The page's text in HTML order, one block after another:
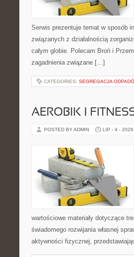
Serwis prezentuje temat w sposób
związanych z działalnością
całym globie. Polecam Broń i
zagadnienia związane […]
CATEGORIES: SEGREGACJA
AEROBIK I
POSTED BY ADMIN LIP - 4 - 2026
wartościowe materiały dotyczące
świadomego rozwijania własnej
aktywności fizycznej,